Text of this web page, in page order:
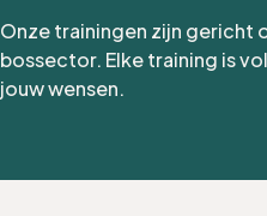
Onze trainingen zijn gericht
bossector. Elke training is
jouw wensen.